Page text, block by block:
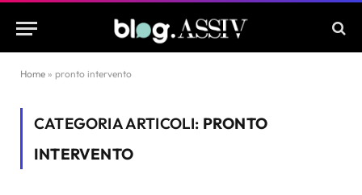
Home » pronto intervento
CATEGORIA ARTICOLI: PRONTO
INTERVENTO